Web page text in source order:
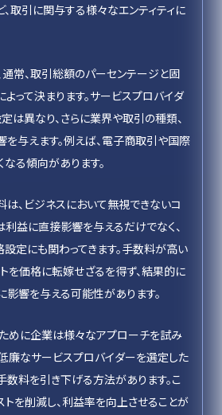
取引に関与する様々なエンティティに
常、取引総額のパーセンテージと固
って決まります。サービスプロバイダ
は異なり、さらに業界や取引の種類、
与えます。例えば、電子商取引や国際
る傾向があります。
は、ビジネスにおいて無視できないコ
利益に直接影響を与えるだけでなく、
定にも関わってきます。手数料が高い
を価格に転嫁せざるを得ず、結果的に
響を与える可能性があります。
めに企業は様々なアプローチを試み
低廉なサービスプロバイダーを選定した
数料を引き下げる方法があります。こ
トを削減し、利益率を向上させることが